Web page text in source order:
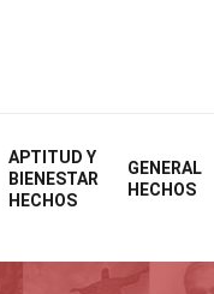
APTITUD Y
BIENESTAR
HECHOS
GENERAL
HECHOS